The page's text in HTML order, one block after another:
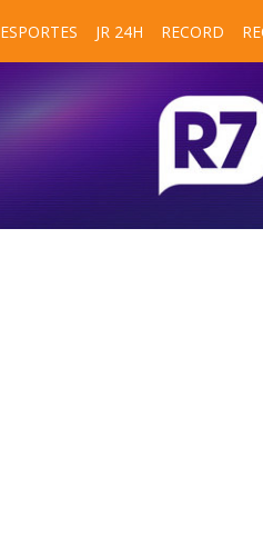
ESPORTES JR 24H RECORD